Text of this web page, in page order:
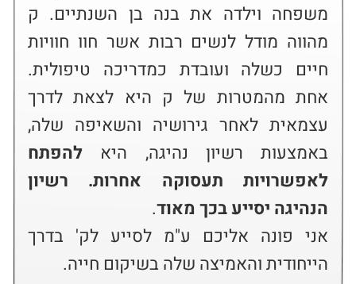
מהווה מודל לנשים רבות אשר חוו חוויות
חיים כשלה ועובדת כמדריכה טיפולית.
אחת מהמטרות של ק היא לצאת לדרך
עצמאית לאחר גירושיה והשאיפה שלה,
באמצעות רשיון נהיגה, היא
להפתח
לאפשרויות תעסוקה אחרות. רשיון
הנהיגה יסייע בכך מאוד
אני פונה אליכם ע"מ לסייע לק' בדרך
הייחודית והאמיצה שלה בשיקום חייה.